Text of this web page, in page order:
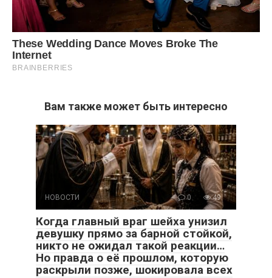
Вам также может быть интересно
НОВОСТИ 0 49
Когда главный враг шейха унизил
девушку прямо за барной стойкой,
никто не ожидал такой реакции…
Но правда о её прошлом, которую
раскрыли позже, шокировала всех